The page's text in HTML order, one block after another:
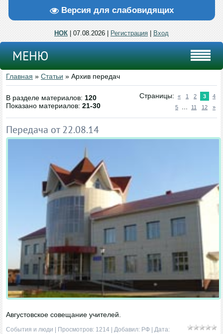
Версия для слабовидящих
НОК | 07.08.2026 | Регистрация Вход
МЕНЮ
Главная » Статьи » Архив передач
В разделе материалов: 120
Показано материалов: 21-30
Страницы: « 1 2 3
4
5
11 12 »
Передача от 22.08.14
Августовское совещание учителей.
События и люди | Просмотров: 1214 | Добавил: РФ | Дата: